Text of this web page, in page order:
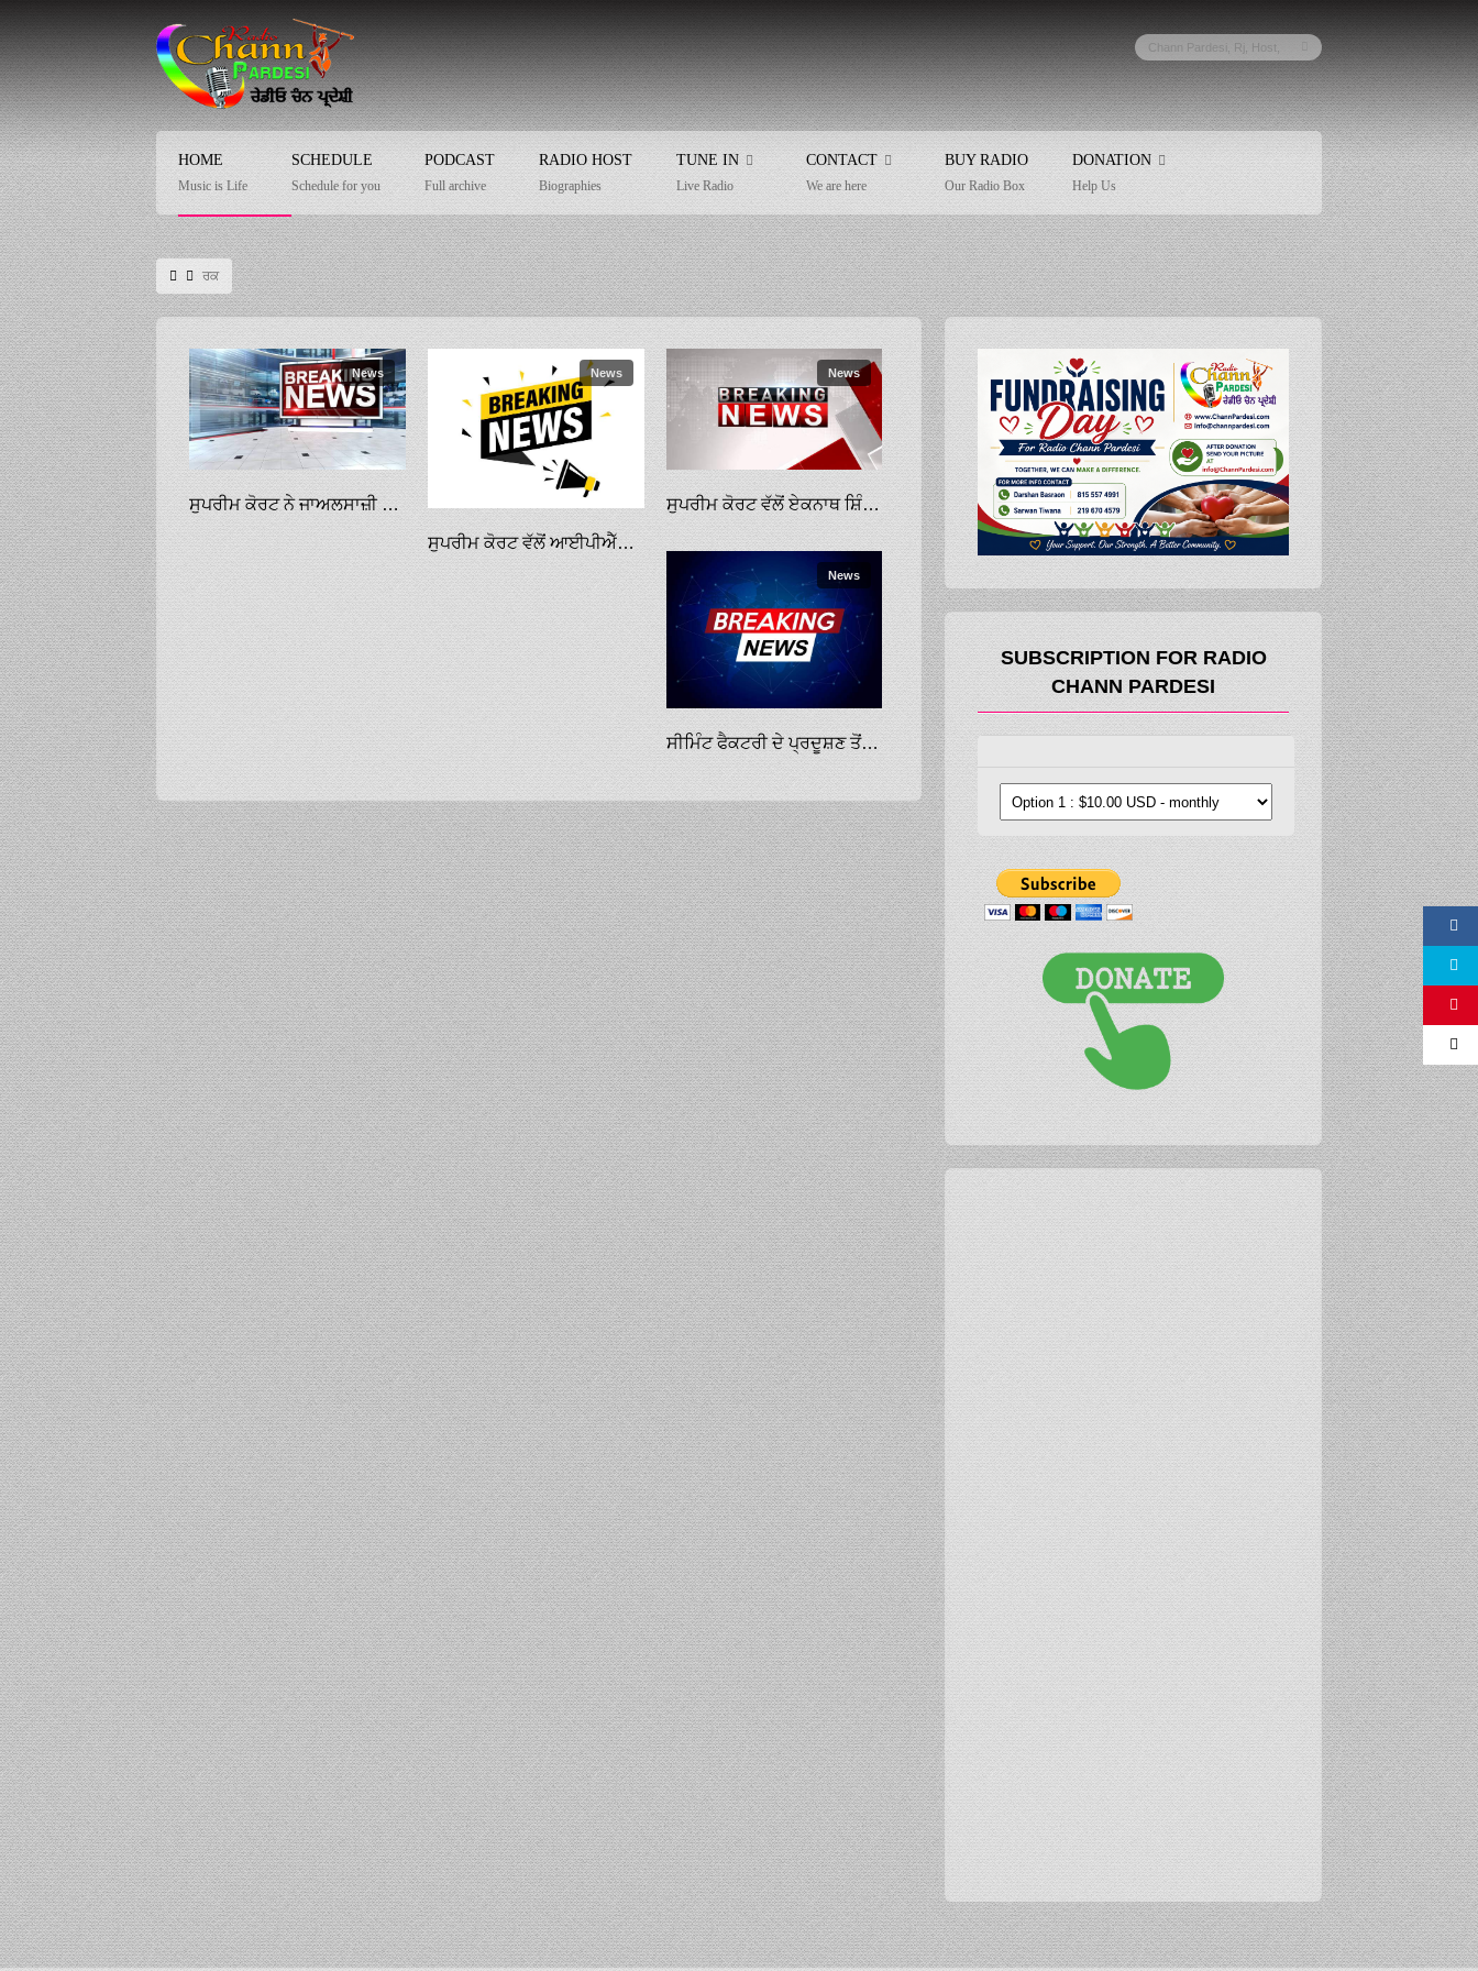
HOME
Music is Life
SCHEDULE
Schedule for you
PODCAST
Full archive
RADIO HOST
Biographies
TUNE IN
Live Radio
CONTACT
We are here
BUY RADIO
Our Radio Box
DONATION
Help Us
ਰਕ
News
ਸੁਪਰੀਮ ਕੋਰਟ ਨੇ ਜਾਅਲਸਾਜ਼ੀ ਮਾਮਲੇ ’ਚ ਸੁਖਬੀਰ ਬਾਦਲ ਤੇ ਹੋਰਾਂ ਖ਼ਿਲਾਫ਼ ਕਰਵਾਈ ’ਤੇ ਰੋਕ ਲਗਾਈ
News
ਸੁਪਰੀਮ ਕੋਰਟ ਵੱਲੋਂ ਆਈਪੀਐੱਸ ਅਧਿਕਾਰੀ ਦੇ ਬਰਖ਼ਾਸਤਗੀ ਸਬੰਧੀ ਆਦੇਸ਼ ’ਤੇ ਰੋਕ ਲਾਉਣ ਤੋਂ ਨਾਂਹ
News
ਸੁਪਰੀਮ ਕੋਰਟ ਵੱਲੋਂ ਏਕਨਾਥ ਸ਼ਿੰਦੇ ਗਰੁੱਪ ਨੂੰ ਰਾਹਤ; ਚੋਣ ਕਮਿਸ਼ਨ ਦੀ ਕਾਰਵਾਈ ’ਤੇ ਰੋਕ ਲਾਉਣ ਤੋਂ ਇਨਕਾਰ
News
ਸੀਮਿੰਟ ਫੈਕਟਰੀ ਦੇ ਪ੍ਰਦੂਸ਼ਣ ਤੋਂ ਤੰਗ ਲੋਕਾਂ ਨੇ ਆਵਾਜਾਈ ਰੋਕੀ
SUBSCRIPTION FOR RADIO
CHANN PARDESI